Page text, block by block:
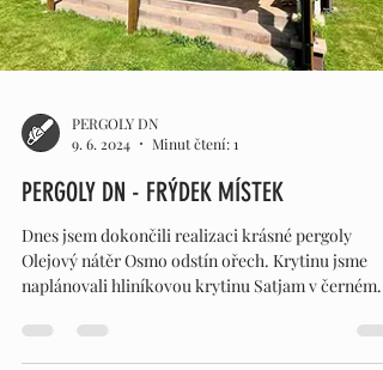
PERGOLY DN
PERGOLY DN - FRÝDEK MÍSTEK
Dnes jsem dokončili realizaci krásné pergoly
Olejový nátěr Osmo odstín ořech. Krytinu jsme